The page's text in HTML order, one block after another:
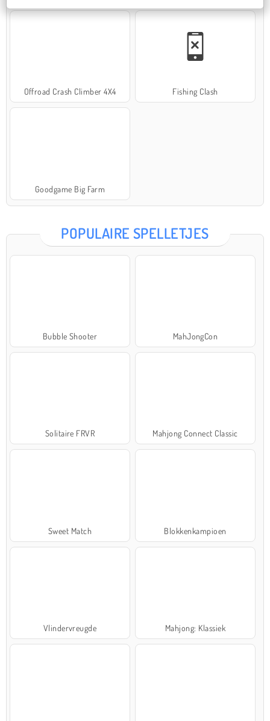
Offroad Crash Climber 4X4 Fishing Clash
Goodgame Big Farm
POPULAIRE SPELLETJES
Bubble Shooter MahJongCon
Solitaire FRVR Mahjong Connect Classic
Sweet Match Blokkenkampioen
Vlindervreugde Mahjong: Klassiek